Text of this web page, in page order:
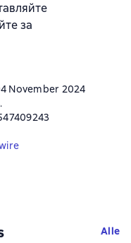
за
November 2024
Alle